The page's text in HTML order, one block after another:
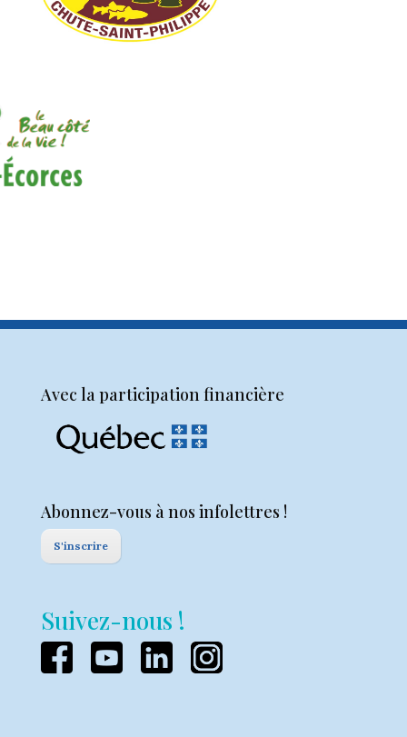
Avec la participation financière
Abonnez-vous à nos infolettres !
S'inscrire
Suivez-nous !